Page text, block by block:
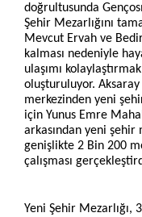
doğrultusunda
Şehir Mezarlığını
Mevcut Ervah ve
kalması nedeniyle
ulaşımı
oluşturuluyor.
merkezinden yeni
için Yunus Emre
arkasından yeni şehir
genişlikte 2 Bin 200
çalışması
Yeni Şehir